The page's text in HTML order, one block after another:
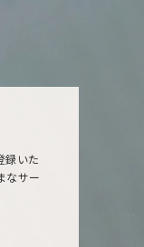
録いた
なサー